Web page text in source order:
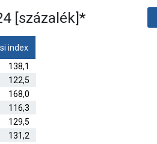
[százalék]*
index
138,1
122,5
168,0
116,3
129,5
131,2